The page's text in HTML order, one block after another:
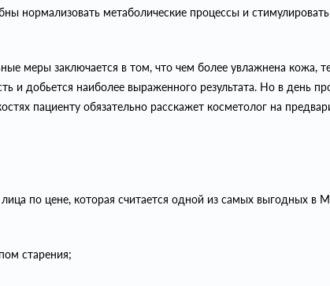
нормализовать метаболические процессы и
меры заключается в том, что чем более увлажнена кожа,
и добьется наиболее выраженного результата. Но в день
пациенту обязательно расскажет косметолог на
по цене, которая считается одной из самых выгодных в
старения;